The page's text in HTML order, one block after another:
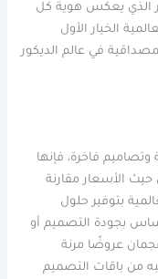
الذي يعكس هوية كل
الخيار الأول
في عالم الديكور
فاخرة، فإنها
الأسعار مقارنة
بتوفير حلول
بجودة التصميم أو
عروضًا مرنة
من باقات التصميم